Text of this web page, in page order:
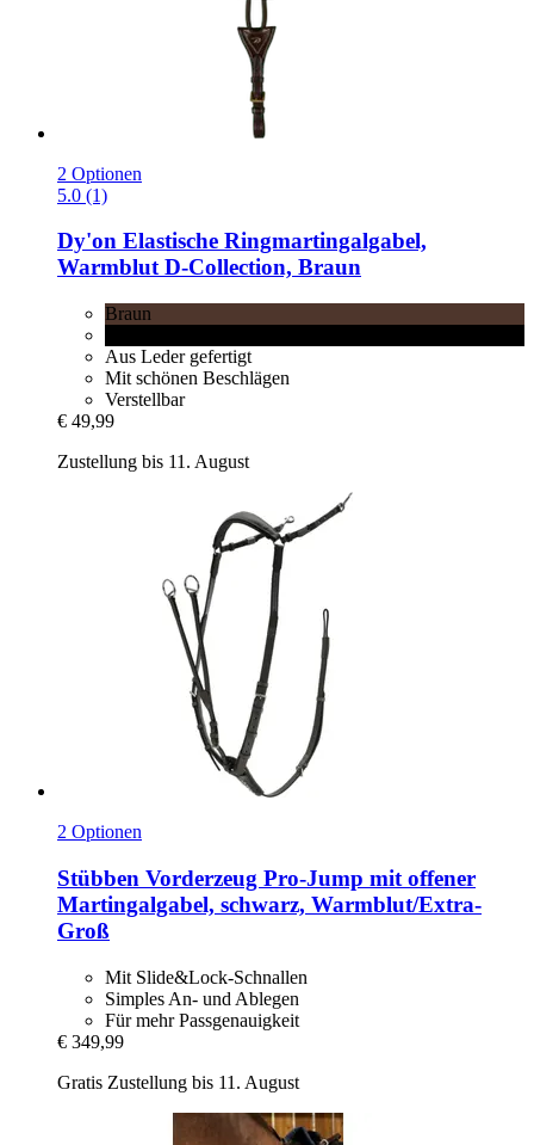
2 Optionen
5.0 (1)
Dy'on Elastische Ringmartingalgabel,
Warmblut D-​Collection, Braun
Braun
Aus Leder gefertigt
Mit schönen Beschlägen
Verstellbar
€ 49,99
Zustellung bis 11. August
2 Optionen
Stübben Vorderzeug Pro-​Jump mit offener
Martingalgabel, schwarz, Warmblut/Extra-​
Groß
Mit Slide&Lock-Schnallen
Simples An- und Ablegen
Für mehr Passgenauigkeit
€ 349,99
Gratis Zustellung bis 11. August